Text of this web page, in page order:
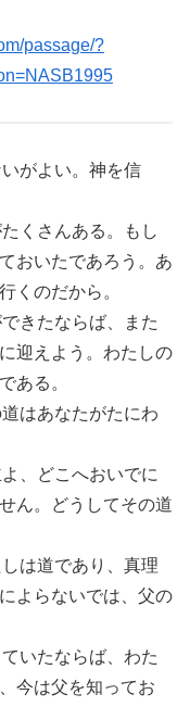
passage/?
がよい。神を信
くさんある。もし
おいたであろう。あ
くのだから。
きたならば、また
迎えよう。わたしの
ある。
はあなたがたにわ
、どこへおいでに
ん。どうしてその道
は道であり、真理
よらないでは、父の
いたならば、わた
今は父を知ってお